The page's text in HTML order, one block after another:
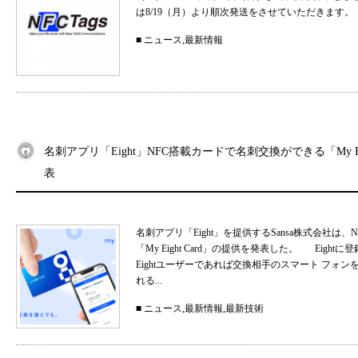
は8/19（月）より順次発送をさせていただき
■ ニュース,最新情報
名刺アプリ「Eight」NFC搭載カードで名刺交換ができる「My
表
名刺アプリ「Eight」を提供するSansa株式会社は
「My Eight Card」の提供を発表した。 Eightに
Eightユーザーであれば交換相手のスマート フォン
れる...
■ ニュース,最新情報,最新技術